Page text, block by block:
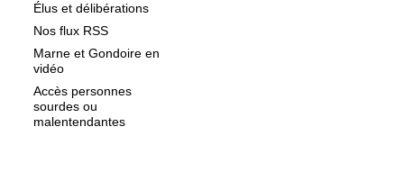
Élus et délibérations
Nos flux RSS
Marne et Gondoire en
vidéo
Accès personnes
sourdes ou
malentendantes